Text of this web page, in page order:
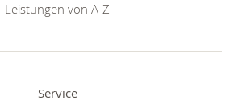
Leistungen von A-Z
Service